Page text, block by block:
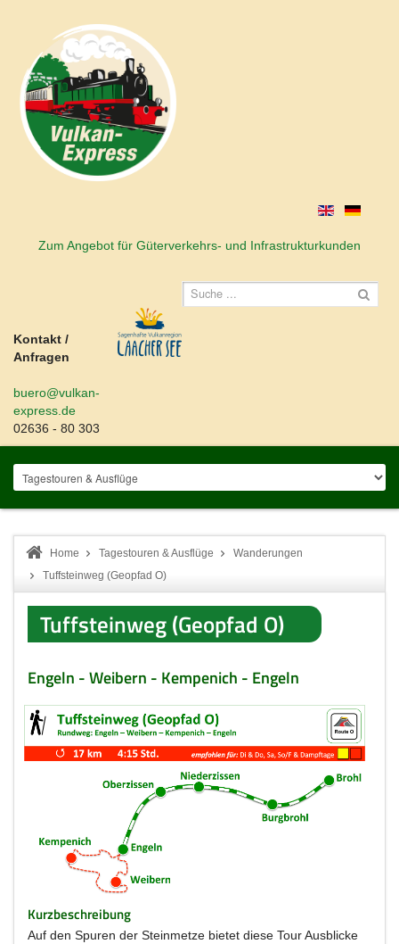
Zum Angebot für Güterverkehrs- und Infrastrukturkunden
Kontakt /
Anfragen
buero@vulkan-
express.de
02636 - 80 303
Home Tagestouren & Ausflüge
Wanderungen
Tuffsteinweg (Geopfad O)
Tuffsteinweg (Geopfad O)
Engeln - Weibern - Kempenich - Engeln
Kurzbeschreibung
Auf den Spuren der Steinmetze bietet diese Tour Ausblicke